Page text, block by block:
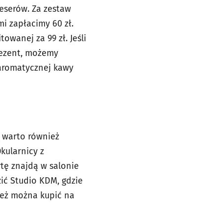
Za zestaw
zapłacimy 60 zł.
za 99 zł. Jeśli
możemy
kawy
warto również
z
znajdą w salonie
Studio KDM, gdzie
można kupić na